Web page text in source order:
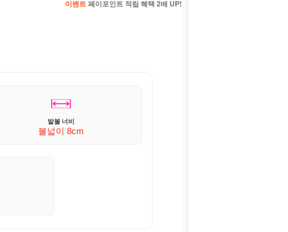
이벤트 페이포인트 적립 혜택 2배 UP!
발볼 너비
볼넓이 8cm